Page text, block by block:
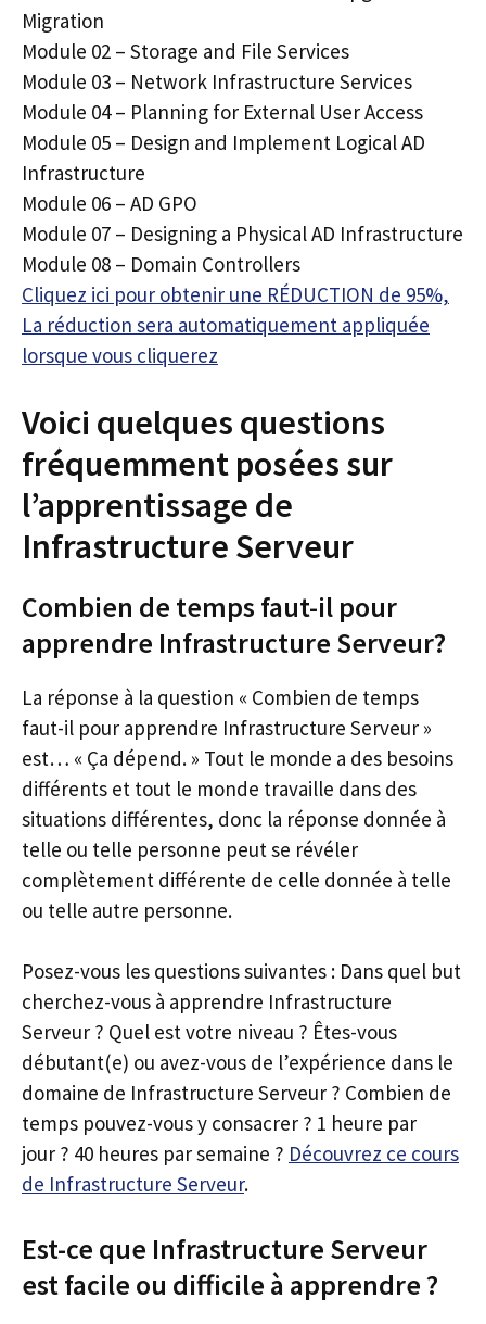
Migration
Module 02 – Storage and File Services
Module 03 – Network Infrastructure Services
Module 04 – Planning for External User Access
Module 05 – Design and Implement Logical AD
Infrastructure
Module 06 – AD GPO
Module 07 – Designing a Physical AD Infrastructure
Module 08 – Domain Controllers
Cliquez ici pour obtenir une RÉDUCTION de 95%,
La réduction sera automatiquement appliquée
lorsque vous cliquerez
Voici quelques questions
fréquemment posées sur
l’apprentissage de
Infrastructure Serveur
Combien de temps faut-il pour
apprendre Infrastructure Serveur?
La réponse à la question « Combien de temps
faut-il pour apprendre Infrastructure Serveur »
est… « Ça dépend. » Tout le monde a des besoins
différents et tout le monde travaille dans des
situations différentes, donc la réponse donnée à
telle ou telle personne peut se révéler
complètement différente de celle donnée à telle
ou telle autre personne.
Posez-vous les questions suivantes : Dans quel but
cherchez-vous à apprendre Infrastructure
Serveur ? Quel est votre niveau ? Êtes-vous
débutant(e) ou avez-vous de l’expérience dans le
domaine de Infrastructure Serveur ? Combien de
temps pouvez-vous y consacrer ? 1 heure par
jour ? 40 heures par semaine ? Découvrez ce cours
de Infrastructure Serveur.
Est-ce que Infrastructure Serveur
est facile ou difficile à apprendre ?